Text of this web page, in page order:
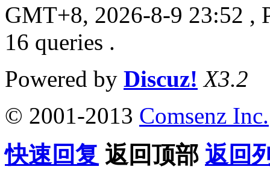
GMT+8, 2026-8-9 23:52 ,
16 queries .
Powered by Discuz! X3.2
© 2001-2013 Comsenz Inc.
快速回复 返回顶部 返回